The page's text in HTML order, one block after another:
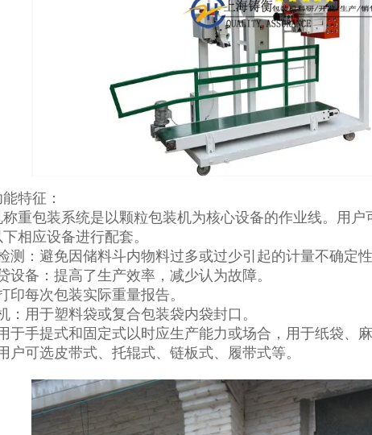
特征：
重包装系统是以颗粒包装机为核心设备的作业线。用
相应设备进行配套。
测：避免因储料斗内物料过多或过少引起的计量不确定性
设备：提高了生产效率，减少认为故障。
印每次包装实际重量报告。
：用于塑料袋或复合包装袋内袋封口。
于手提式和固定式以时应生产能力或场合，用于纸袋、麻
户可选皮带式、托辊式、链板式、履带式等。